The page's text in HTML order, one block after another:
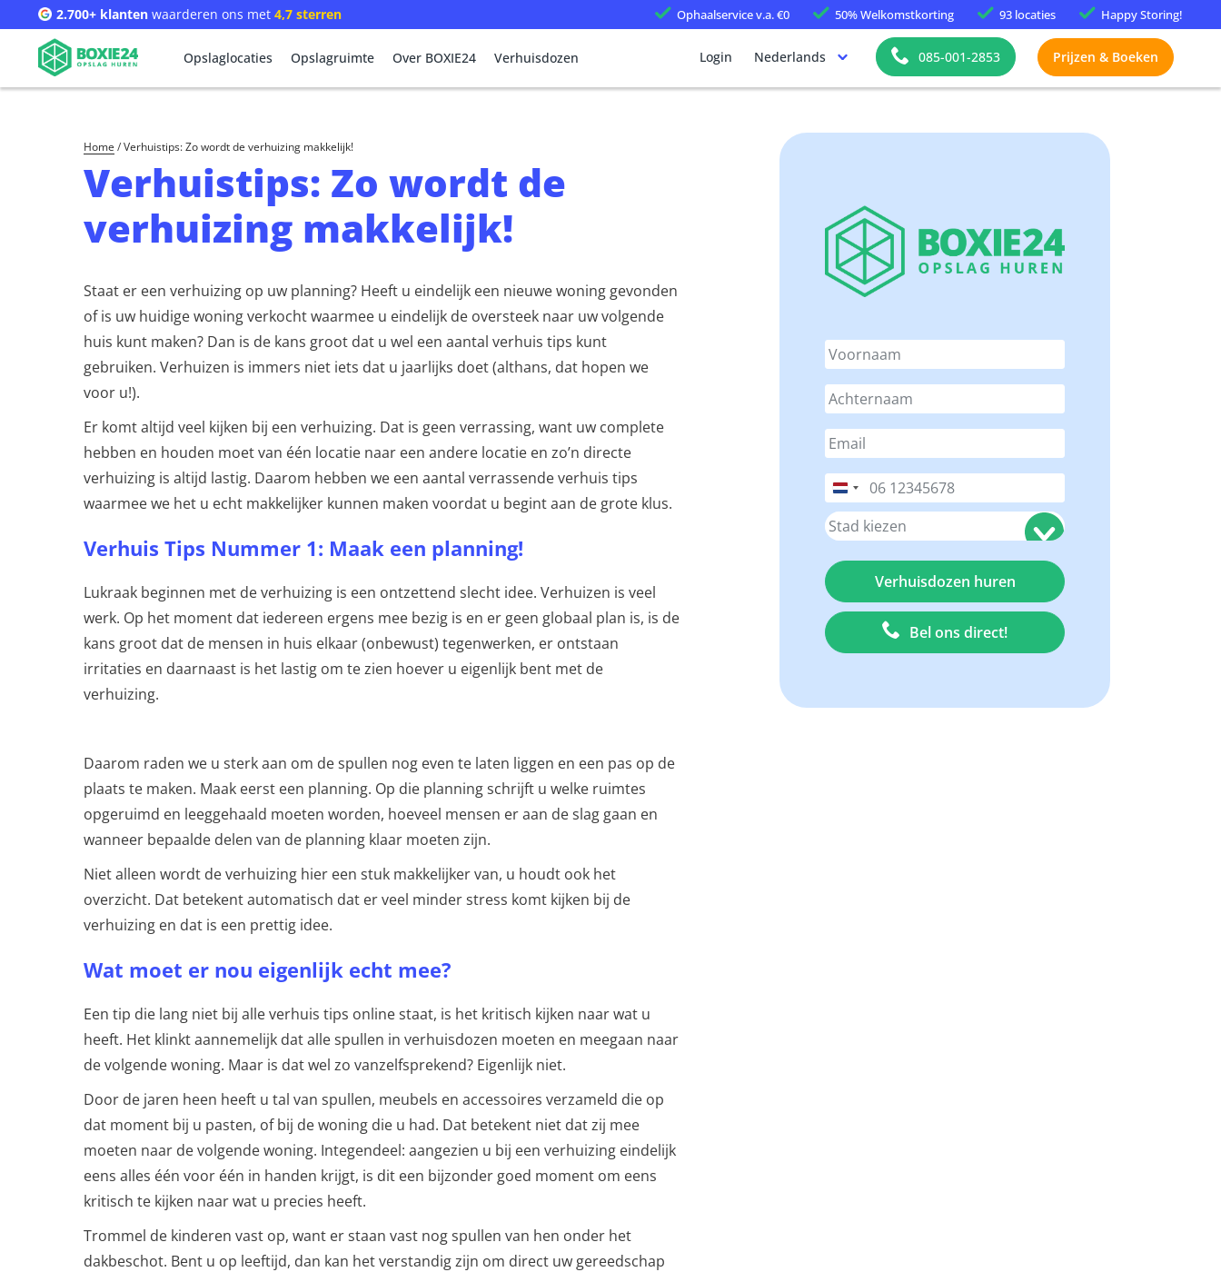
2.700+ klanten waarderen ons met 4,7 sterren Ophaalservicev.a. €0 50%Welkomstkorting 93 locaties HappyStoring!
Opslaglocaties Opslagruimte Over BOXIE24 Verhuisdozen Login Nederlands 085-001-2853 Prijzen & Boeken
Home / Verhuistips: Zo wordt de verhuizing makkelijk!
Verhuistips: Zo wordt de
verhuizing makkelijk!
Staat er een verhuizing op uw planning? Heeft u eindelijk een nieuwe woning gevonden
of is uw huidige woning verkocht waarmee u eindelijk de oversteek naar uw volgende
huis kunt maken? Dan is de kans groot dat u wel een aantal verhuis tips kunt
gebruiken. Verhuizen is immers niet iets dat u jaarlijks doet (althans, dat hopen we
voor u!).
Er komt altijd veel kijken bij een verhuizing. Dat is geen verrassing, want uw complete
hebben en houden moet van één locatie naar een andere locatie en zo’n directe
verhuizing is altijd lastig. Daarom hebben we een aantal verrassende verhuis tips
waarmee we het u echt makkelijker kunnen maken voordat u begint aan de grote klus.
Verhuis Tips Nummer 1: Maak een planning!
Lukraak beginnen met de verhuizing is een ontzettend slecht idee. Verhuizen is veel
werk. Op het moment dat iedereen ergens mee bezig is en er geen globaal plan is, is de
kans groot dat de mensen in huis elkaar (onbewust) tegenwerken, er ontstaan
irritaties en daarnaast is het lastig om te zien hoever u eigenlijk bent met de
verhuizing.
Daarom raden we u sterk aan om de spullen nog even te laten liggen en een pas op de
plaats te maken. Maak eerst een planning. Op die planning schrijft u welke ruimtes
opgeruimd en leeggehaald moeten worden, hoeveel mensen er aan de slag gaan en
wanneer bepaalde delen van de planning klaar moeten zijn.
Niet alleen wordt de verhuizing hier een stuk makkelijker van, u houdt ook het
overzicht. Dat betekent automatisch dat er veel minder stress komt kijken bij de
verhuizing en dat is een prettig idee.
Wat moet er nou eigenlijk echt mee?
Een tip die lang niet bij alle verhuis tips online staat, is het kritisch kijken naar wat u
heeft. Het klinkt aannemelijk dat alle spullen in verhuisdozen moeten en meegaan naar
de volgende woning. Maar is dat wel zo vanzelfsprekend? Eigenlijk niet.
Door de jaren heen heeft u tal van spullen, meubels en accessoires verzameld die op
dat moment bij u pasten, of bij de woning die u had. Dat betekent niet dat zij mee
moeten naar de volgende woning. Integendeel: aangezien u bij een verhuizing eindelijk
eens alles één voor één in handen krijgt, is dit een bijzonder goed moment om eens
kritisch te kijken naar wat u precies heeft.
Trommel de kinderen vast op, want er staan vast nog spullen van hen onder het
dakbeschot. Bent u op leeftijd, dan kan het verstandig zijn om direct uw gereedschap
Nederland
+31
Bel ons direct!